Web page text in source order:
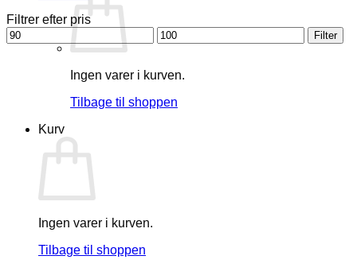
Ingen varer i kurven.
Tilbage til shoppen
Kurv
Ingen varer i kurven.
Tilbage til shoppen
Filtrer efter pris
Mindste
pris
Højeste
pris
Filter